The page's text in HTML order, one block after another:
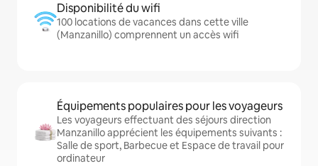
Disponibilité du wifi
100 locations de vacances dans cette ville
(Manzanillo) comprennent un accès wifi
Équipements populaires pour les voyageurs
Les voyageurs effectuant des séjours direction
Manzanillo apprécient les équipements suivants :
Salle de sport, Barbecue et Espace de travail pour
ordinateur